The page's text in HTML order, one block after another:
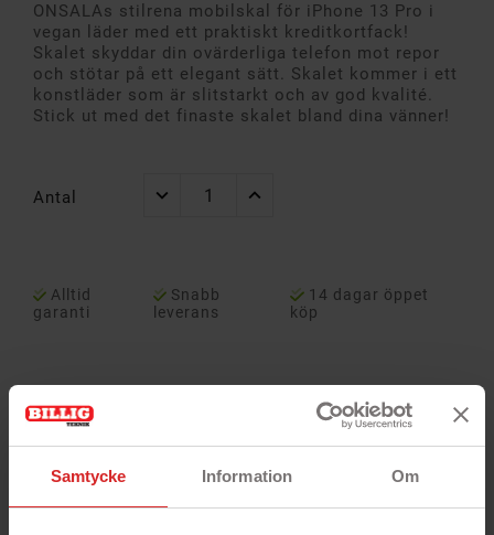
Samtycke Information Om
ONSALAs stilrena mobilskal för iPhone 13 Pro i
vegan läder med ett praktiskt kreditkortfack!
Skalet skyddar din ovärderliga telefon mot repor
och stötar på ett elegant sätt. Skalet kommer i ett
konstläder som är slitstarkt och av god kvalité.
Stick ut med det finaste skalet bland dina vänner!
Antal
Alltid
garanti
Snabb
leverans
14 dagar öppet
köp